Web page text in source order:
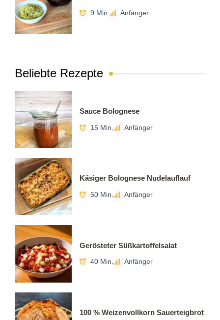
9 Min. Anfänger
Beliebte Rezepte
Sauce Bolognese
15 Min. Anfänger
Käsiger Bolognese Nudelauflauf
50 Min. Anfänger
Gerösteter Süßkartoffelsalat
40 Min. Anfänger
100 % Weizenvollkorn Sauerteigbrot